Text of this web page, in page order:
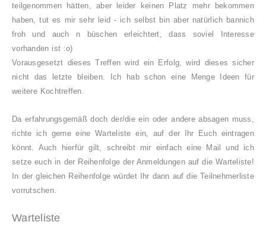
teilgenommen hätten, aber leider keinen Platz mehr bekommen
haben, tut es mir sehr leid - ich selbst bin aber natürlich bannich
froh und auch n büschen erleichtert, dass soviel Interesse
vorhanden ist :o)
Vorausgesetzt dieses Treffen wird ein Erfolg, wird dieses sicher
nicht das letzte bleiben. Ich hab schon eine Menge Ideen für
weitere Kochtreffen.
Da erfahrungsgemäß doch der/die ein oder andere absagen muss,
richte ich gerne eine Warteliste ein, aufder Ihr Euch eintragen
könnt. Auch hierfür gilt, schreibt mir einfach eine Mail und ich
setze euch in der Reihenfolge der Anmeldungen auf die Warteliste!
In dergleichen Reihenfolge würdet Ihr dann aufdie Teilnehmerliste
vorrutschen.
Warteliste